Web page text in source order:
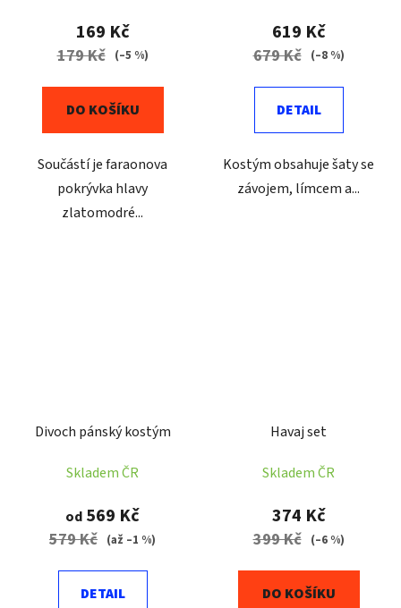
169 Kč
179 Kč (–5 %)
DO KOŠÍKU
Součástí je faraonova
pokrývka hlavy
zlatomodré...
619 Kč
679 Kč (–8 %)
DETAIL
Kostým obsahuje šaty se
závojem, límcem a...
Divoch pánský kostým
Skladem ČR
od 569 Kč
579 Kč (až –1 %)
DETAIL
Havaj set
Skladem ČR
374 Kč
399 Kč (–6 %)
DO KOŠÍKU